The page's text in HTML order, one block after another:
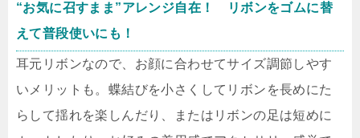
“お気に召すまま”アレンジ自在！ リボンをゴムに替
えて普段使いにも！
耳元リボンなので、お顔に合わせてサイズ調節しやす
いメリットも。蝶結びを小さくしてリボンを長めにた
らして揺れを楽しんだり、またはリボンの足は短めに